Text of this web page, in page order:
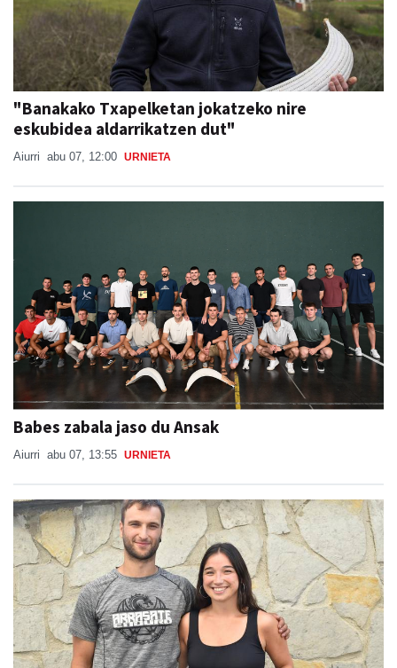
"Banakako Txapelketan jokatzeko nire
eskubidea aldarrikatzen dut"
Aiurri abu 07, 12:00 URNIETA
Babes zabala jaso du Ansak
Aiurri abu 07, 13:55 URNIETA